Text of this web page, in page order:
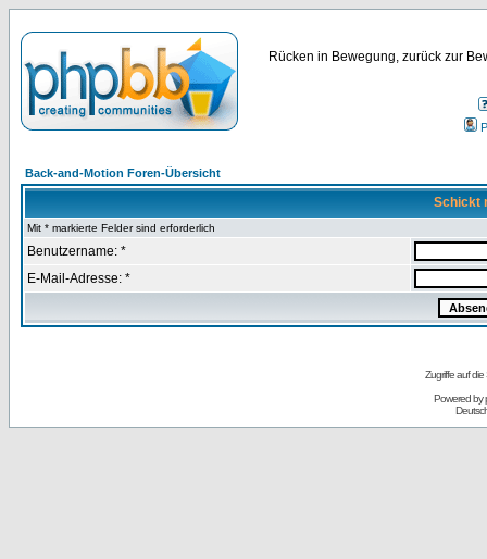
Rücken in Bewegung, zurück zur
Back-and-Motion Foren-Übersicht
Schickt
Mit * markierte Felder sind erforderlich
Benutzername: *
E-Mail-Adresse: *
Zugriffe auf
Powered by